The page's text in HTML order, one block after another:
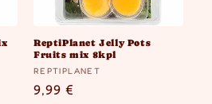
ReptiPlanet Jelly Pots
Fruits mix 8kpl
Myyjä:
REPTIPLANET
Normaalihinta
9,99 €